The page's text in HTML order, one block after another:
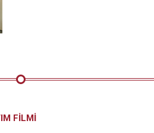
FİLMİ